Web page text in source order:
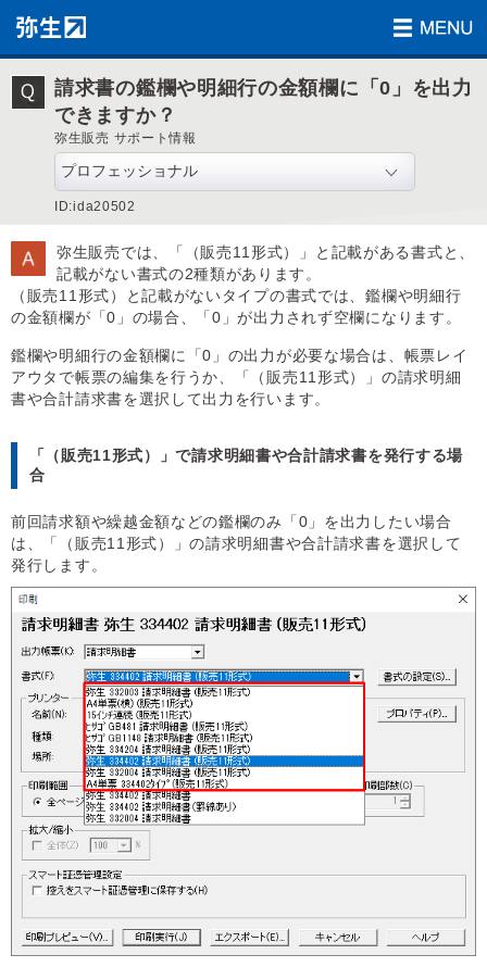
請求書の鑑欄や明細行の金額欄に「0」を出力
できますか？
弥生販売 サポート情報
ID:ida20502
弥生販売では、「（販売11形式）」と記載がある書式と、
記載がない書式の2種類があります。
（販売11形式）と記載がないタイプの書式では、鑑欄や明細行
の金額欄が「0」の場合、「0」が出力されず空欄になります。
鑑欄や明細行の金額欄に「0」の出力が必要な場合は、帳票レイ
アウタで帳票の編集を行うか、「（販売11形式）」の請求明細
書や合計請求書を選択して出力を行います。
「（販売11形式）」で請求明細書や合計請求書を発行する場
合
前回請求額や繰越金額などの鑑欄のみ「0」を出力したい場合
は、「（販売11形式）」の請求明細書や合計請求書を選択して
発行します。